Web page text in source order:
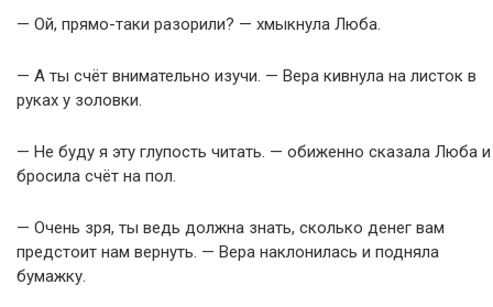
— Ой, прямо-таки разорили? — хмыкнула Люба.
— А ты счёт внимательно изучи. — Вера кивнула на листок в
руках у золовки.
— Не буду я эту глупость читать. — обиженно сказала Люба и
бросила счёт на пол.
— Очень зря, ты ведь должна знать, сколько денег вам
предстоит нам вернуть. — Вера наклонилась и подняла
бумажку.